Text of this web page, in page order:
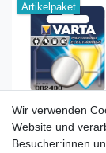
Artikelpaket
Wir verwenden
Website und
Besucher:innen